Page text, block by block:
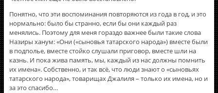
Понятно, что эти воспоминания повторяются из года в год, и это
нормально: было бы странно, если бы они каждый раз
менялись. Поэтому для меня гораздо важнее были такие слова
Назиры ханум: «Они («сыновья татарского народа») вместе были
в подполье, вместе стойко слушали приговор, вместе шли на
казнь. И пока жива память, мы, каждый из нас должны помнить
их имена». Собственно, и так всё, что люди знают о «сыновьях
татарского народа», товарищах Джалиля – только их имена, но и
за это спасибо…